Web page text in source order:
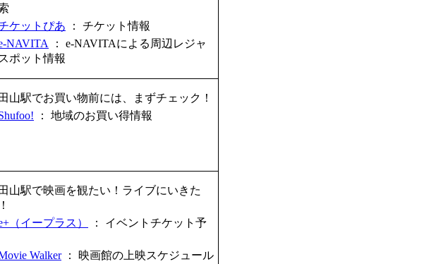
ケットぴあ ： チケット情報
NAVITA ： e-NAVITAによる周辺レジャ
ポット情報
山駅でお買い物前には、まずチェック！
： 地域のお買い得情報
山駅で映画を観たい！ライブにいきた
（イープラス） ： イベントチケット予
Walker： 映画館の上映スケジュール